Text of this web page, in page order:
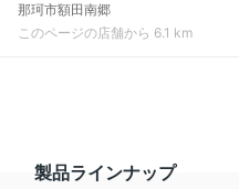
那珂市額田南郷
このページの店舗から 6.1 km
製品ラインナップ